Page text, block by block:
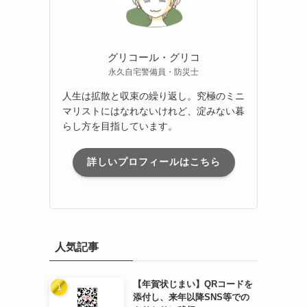
グリコール・グリコ
永久自宅警備員・防災士
人生は拡散と収束の繰り返し。究極のミニ
マリストにはなれないけれど、淀みない暮
らし方を目指しています。
詳しいプロフィールはこちら
人気記事
【年賀状じまい】QRコードを
添付し、来年以降SNS等での